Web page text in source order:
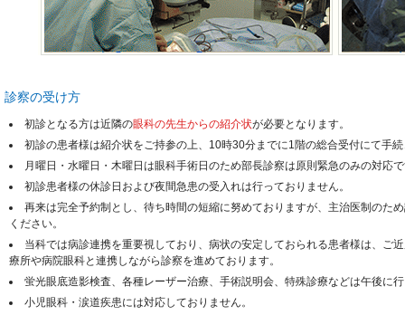
診察の受け方
初診となる方は近隣の眼科の先生からの紹介状が必要となります。
初診の患者様は紹介状をご持参の上、10時30分までに1階の総合受付にて手
月曜日・水曜日・木曜日は眼科手術日のため部長診察は原則緊急のみの対応
初診患者様の休診日および夜間急患の受入れは行っておりません。
再来は完全予約制とし、待ち時間の短縮に努めておりますが、主治医制のた
ください。
当科では病診連携を重要視しており、病状の安定しておられる患者様は、ご
療所や病院眼科と連携しながら診察を進めております。
蛍光眼底造影検査、各種レーザー治療、手術説明会、特殊診療などは午後に
小児眼科・涙道疾患には対応しておりません。